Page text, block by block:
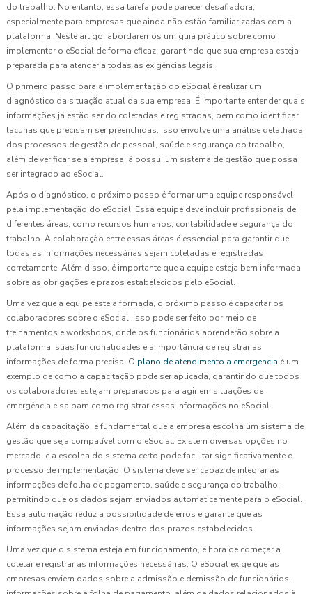
do trabalho. No entanto, essa tarefa pode parecer desafiadora,
especialmente para empresas que ainda não estão familiarizadas com a
plataforma. Neste artigo, abordaremos um guia prático sobre como
implementar o eSocial de forma eficaz, garantindo que sua empresa esteja
preparada para atender a todas as exigências legais.
O primeiro passo para a implementação do eSocial é realizar um
diagnóstico da situação atual da sua empresa. É importante entender quais
informações já estão sendo coletadas e registradas, bem como identificar
lacunas que precisam ser preenchidas. Isso envolve uma análise detalhada
dos processos de gestão de pessoal, saúde e segurança do trabalho,
além de verificar se a empresa já possui um sistema de gestão que possa
ser integrado ao eSocial.
Após o diagnóstico, o próximo passo é formar uma equipe responsável
pela implementação do eSocial. Essa equipe deve incluir profissionais de
diferentes áreas, como recursos humanos, contabilidade e segurança do
trabalho. A colaboração entre essas áreas é essencial para garantir que
todas as informações necessárias sejam coletadas e registradas
corretamente. Além disso, é importante que a equipe esteja bem informada
sobre as obrigações e prazos estabelecidos pelo eSocial.
Uma vez que a equipe esteja formada, o próximo passo é capacitar os
colaboradores sobre o eSocial. Isso pode ser feito por meio de
treinamentos e workshops, onde os funcionários aprenderão sobre a
plataforma, suas funcionalidades e a importância de registrar as
informações de forma precisa. O plano de atendimento a emergencia é um
exemplo de como a capacitação pode ser aplicada, garantindo que todos
os colaboradores estejam preparados para agir em situações de
emergência e saibam como registrar essas informações no eSocial.
Além da capacitação, é fundamental que a empresa escolha um sistema de
gestão que seja compatível com o eSocial. Existem diversas opções no
mercado, e a escolha do sistema certo pode facilitar significativamente o
processo de implementação. O sistema deve ser capaz de integrar as
informações de folha de pagamento, saúde e segurança do trabalho,
permitindo que os dados sejam enviados automaticamente para o eSocial.
Essa automação reduz a possibilidade de erros e garante que as
informações sejam enviadas dentro dos prazos estabelecidos.
Uma vez que o sistema esteja em funcionamento, é hora de começar a
coletar e registrar as informações necessárias. O eSocial exige que as
empresas enviem dados sobre a admissão e demissão de funcionários,